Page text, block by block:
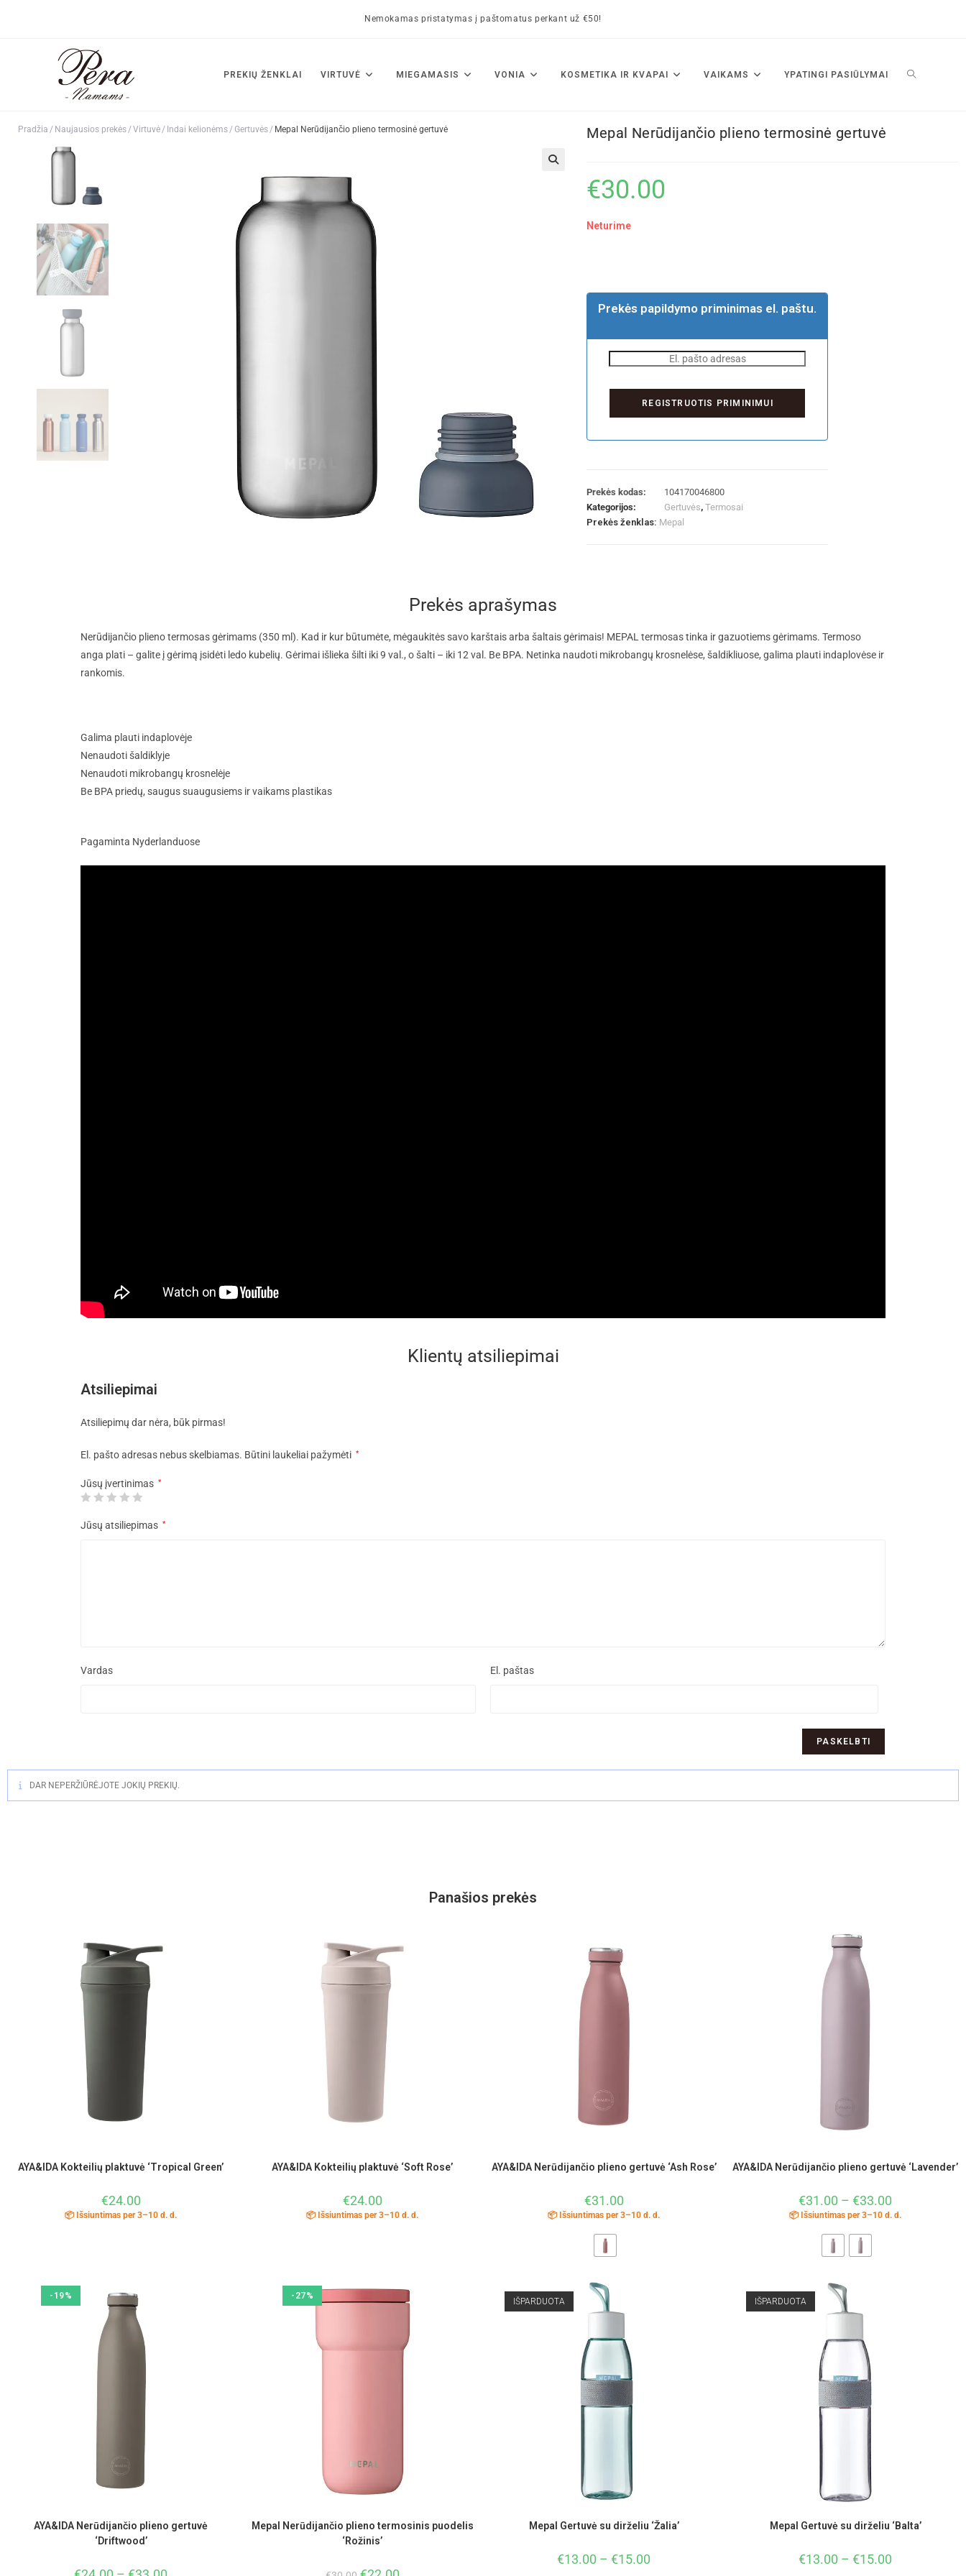
Nemokamas pristatymas į paštomatus perkant už €50!
PREKIŲ ŽENKLAI VIRTUVĖ MIEGAMASIS VONIA KOSMETIKA IR KVAPAI VAIKAMS YPATINGI PASIŪLYMAI
Pradžia / Naujausios prekės/Virtuvė/ Indai kelionėms/Gertuvės/ Mepal Nerūdijančio plieno termosinė gertuvė Mepal Nerūdijančio plieno termosinė gertuvė
€30.00
Neturime
Prekės papildymo priminimas el. paštu.
Prekės kodas:
104170046800
Kategorijos:
Gertuvės,Termosai
Prekės ženklas: Mepal
Prekės aprašymas
Nerūdijančio plieno termosas gėrimams (350 ml). Kad ir kur būtumėte, mėgaukitės savo karštais arba šaltais gėrimais! MEPAL termosas tinka ir gazuotiems gėrimams. Termoso
anga plati – galite į gėrimą įsidėti ledo kubelių. Gėrimai išlieka šilti iki 9 val., o šalti – iki 12 val. Be BPA. Netinka naudoti mikrobangų krosnelėse, šaldikliuose, galima plauti indaplovėse ir
rankomis.
Galima plauti indaplovėje
Nenaudoti šaldiklyje
Nenaudoti mikrobangų krosnelėje
Be BPA priedų, saugus suaugusiems ir vaikams plastikas
Pagaminta Nyderlanduose
Klientų atsiliepimai
Atsiliepimai
Atsiliepimų dar nėra, būk pirmas!
El. pašto adresas nebus skelbiamas. Būtini laukeliai pažymėti *
Jūsų įvertinimas *
Jūsų atsiliepimas *
Vardas El. paštas
DAR NEPERŽIŪRĖJOTE JOKIŲ PREKIŲ.
Panašios prekės
AYA&IDA Kokteilių plaktuvė ‘Tropical Green’
€24.00
📦 Išsiuntimas per 3–10 d. d.
AYA&IDA Kokteilių plaktuvė ‘Soft Rose’
€24.00
📦 Išsiuntimas per 3–10 d. d.
AYA&IDA Nerūdijančio plieno gertuvė ‘Ash Rose’
€31.00
📦 Išsiuntimas per 3–10 d. d.
AYA&IDA Nerūdijančio plieno gertuvė ‘Lavender’
€31.00 – €33.00
📦 Išsiuntimas per 3–10 d. d.
-19%
AYA&IDA Nerūdijančio plieno gertuvė
‘Driftwood’
-27%
Mepal Nerūdijančio plieno termosinis puodelis
‘Rožinis’
IŠPARDUOTA
Mepal Gertuvė su dirželiu ‘Žalia’
€13.00 – €15.00
IŠPARDUOTA
Mepal Gertuvė su dirželiu ‘Balta’
€13.00 – €15.00